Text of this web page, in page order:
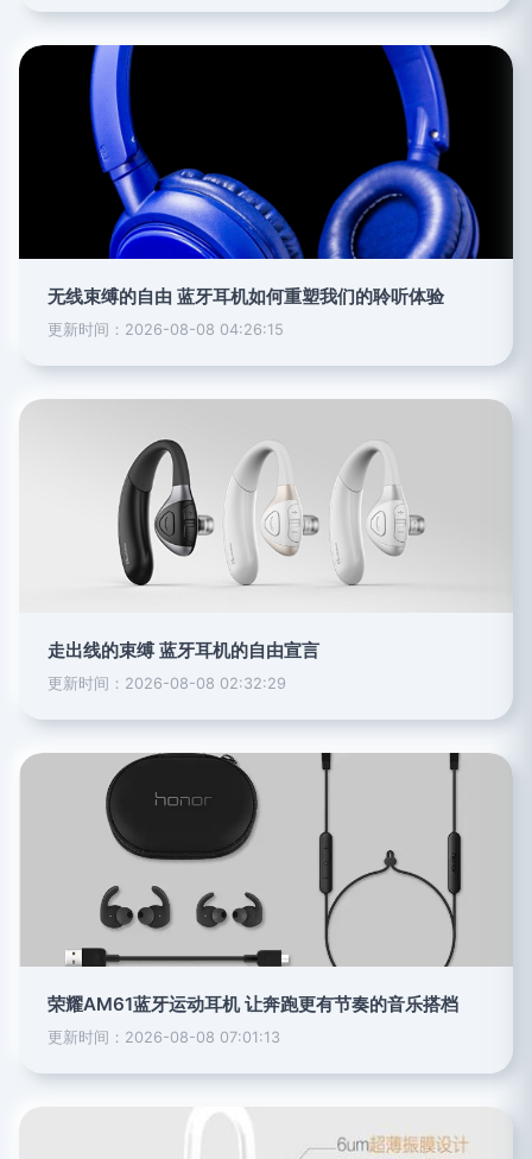
无线束缚的自由 蓝牙耳机如何重塑我们的聆听体验
更新时间：2026-08-08 04:26:15
走出线的束缚 蓝牙耳机的自由宣言
更新时间：2026-08-08 02:32:29
荣耀AM61蓝牙运动耳机 让奔跑更有节奏的音乐搭档
更新时间：2026-08-08 07:01:13